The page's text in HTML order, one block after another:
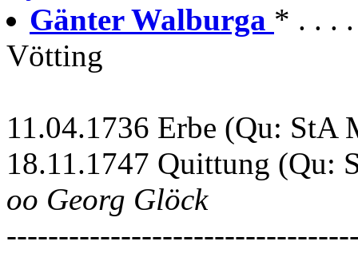
Gänter Walburga * . . . .
Vötting
11.04.1736 Erbe (Qu: StA
18.11.1747 Quittung (Qu:
oo Georg Glöck